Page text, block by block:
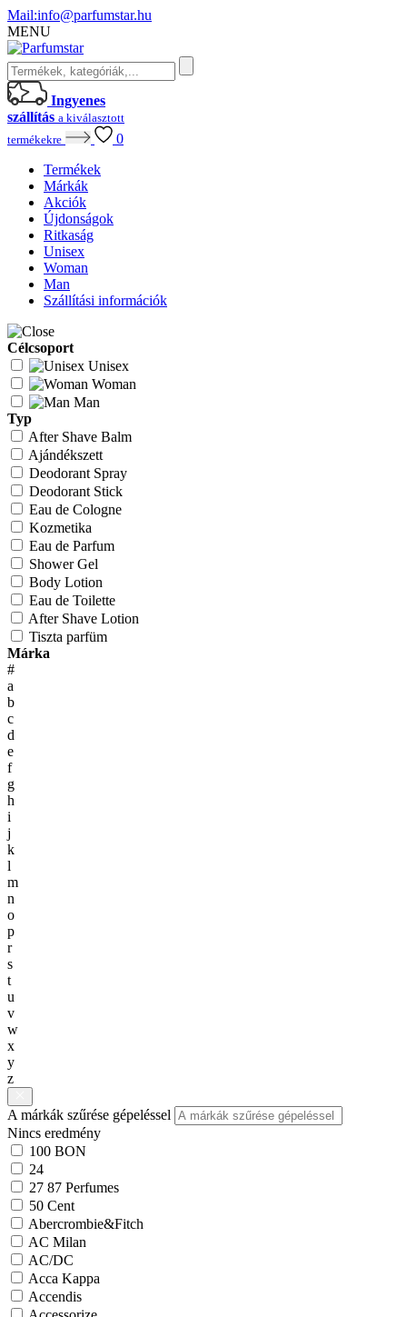
Mail:info@parfumstar.hu
MENU
Ingyenes
szállítás a kiválasztott
termékekre
0
Termékek
Márkák
Akciók
Újdonságok
Ritkaság
Unisex
Woman
Man
Szállítási információk
Célcsoport
Unisex
Woman
Man
Typ
After Shave Balm
Ajándékszett
Deodorant Spray
Deodorant Stick
Eau de Cologne
Kozmetika
Eau de Parfum
Shower Gel
Body Lotion
Eau de Toilette
After Shave Lotion
Tiszta parfüm
Márka
#
a
b
c
d
e
f
g
h
i
j
k
l
m
n
o
p
r
s
t
u
v
w
x
y
z
A márkák szűrése gépeléssel
Nincs eredmény
100 BON
24
27 87 Perfumes
50 Cent
Abercrombie&Fitch
AC Milan
AC/DC
Acca Kappa
Accendis